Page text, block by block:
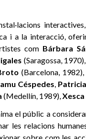
i a la interacció,
com Bárbara
(Saragossa, 1970),
(Barcelona, 1982),
Céspedes, Patricia
(Medellín, 1989),Xesca
el públic a
les relacions